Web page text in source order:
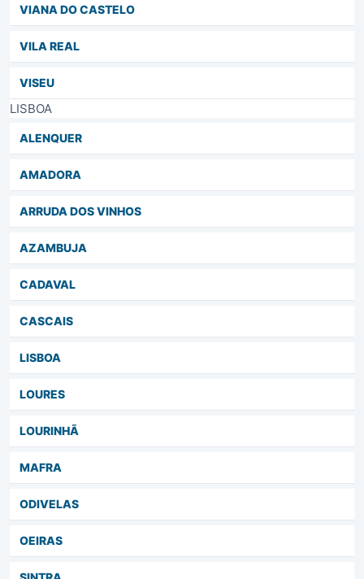
VIANA DO CASTELO
VILA REAL
VISEU
LISBOA
ALENQUER
AMADORA
ARRUDA DOS VINHOS
AZAMBUJA
CADAVAL
CASCAIS
LISBOA
LOURES
LOURINHÃ
MAFRA
ODIVELAS
OEIRAS